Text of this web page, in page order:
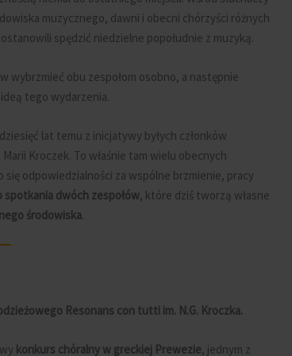
muzycznego, dawni i obecni chórzyści różnych
spędzić niedzielne popołudnie z muzyką.
wybrzmieć obu zespołom osobno, a następnie
tego wydarzenia.
lat temu z inicjatywy byłych członków
Kroczek. To właśnie tam wielu obecnych
się odpowiedzialności za wspólne brzmienie, pracy
spotkania dwóch zespołów, które dziś tworzą własne
środowiska.
Resonans con tutti im. N.G. Kroczka.
konkurs chóralny w greckiej Prewezie, jednym z
Slide 3
ZOBACZ